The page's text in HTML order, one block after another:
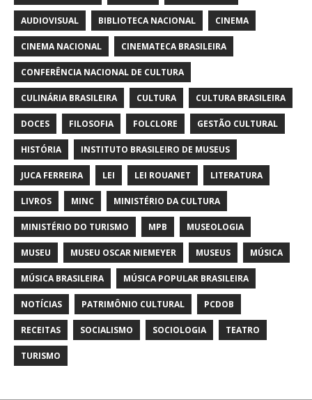
AUDIOVISUAL BIBLIOTECA NACIONAL CINEMA
CINEMA NACIONAL CINEMATECA BRASILEIRA
CONFERÊNCIA NACIONAL DE CULTURA
CULINÁRIA BRASILEIRA CULTURA CULTURA BRASILEIRA
DOCES FILOSOFIA FOLCLORE GESTÃO CULTURAL
HISTÓRIA INSTITUTO BRASILEIRO DE MUSEUS
JUCA FERREIRA LEI LEI ROUANET LITERATURA
LIVROS MINC MINISTÉRIO DA CULTURA
MINISTÉRIO DO TURISMO MPB MUSEOLOGIA
MUSEU MUSEU OSCAR NIEMEYER MUSEUS MÚSICA
MÚSICA BRASILEIRA MÚSICA POPULAR BRASILEIRA
NOTÍCIAS PATRIMÔNIO CULTURAL PCDOB
RECEITAS SOCIALISMO SOCIOLOGIA TEATRO
TURISMO